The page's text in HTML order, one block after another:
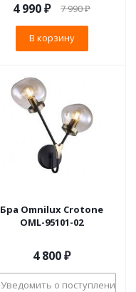
4 990₽ 7 990₽
В корзину
Бра Omnilux Crotone
OML-95101-02
4 800₽
Уведомить о поступлении